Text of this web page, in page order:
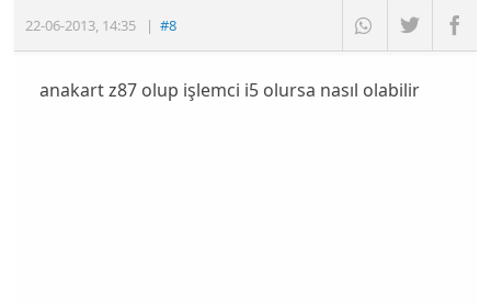
22-06-2013, 14:35 |#8
anakart z87 olup işlemci i5 olursa nasıl olabilir